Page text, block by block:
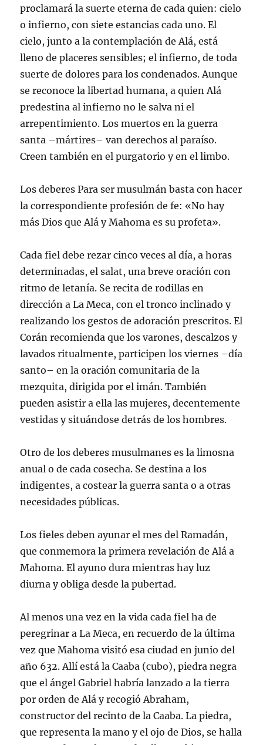
proclamará la suerte eterna de cada quien: cielo
o infierno, con siete estancias cada uno. El
cielo, junto a la contemplación de Alá, está
lleno de placeres sensibles; el infierno, de toda
suerte de dolores para los condenados. Aunque
se reconoce la libertad humana, a quien Alá
predestina al infierno no le salva ni el
arrepentimiento. Los muertos en la guerra
santa –mártires– van derechos al paraíso.
Creen también en el purgatorio y en el limbo.
Los deberes Para ser musulmán basta con hacer
la correspondiente profesión de fe: «No hay
más Dios que Alá y Mahoma es su profeta».
Cada fiel debe rezar cinco veces al día, a horas
determinadas, el salat, una breve oración con
ritmo de letanía. Se recita de rodillas en
dirección a La Meca, con el tronco inclinado y
realizando los gestos de adoración prescritos. El
Corán recomienda que los varones, descalzos y
lavados ritualmente, participen los viernes –día
santo– en la oración comunitaria de la
mezquita, dirigida por el imán. También
pueden asistir a ella las mujeres, decentemente
vestidas y situándose detrás de los hombres.
Otro de los deberes musulmanes es la limosna
anual o de cada cosecha. Se destina a los
indigentes, a costear la guerra santa o a otras
necesidades públicas.
Los fieles deben ayunar el mes del Ramadán,
que conmemora la primera revelación de Alá a
Mahoma. El ayuno dura mientras hay luz
diurna y obliga desde la pubertad.
Al menos una vez en la vida cada fiel ha de
peregrinar a La Meca, en recuerdo de la última
vez que Mahoma visitó esa ciudad en junio del
año 632. Allí está la Caaba (cubo), piedra negra
que el ángel Gabriel habría lanzado a la tierra
por orden de Alá y recogió Abraham,
constructor del recinto de la Caaba. La piedra,
que representa la mano y el ojo de Dios, se halla